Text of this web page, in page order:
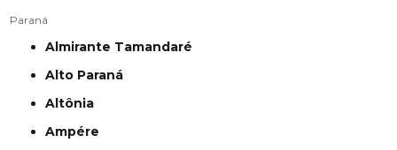
Paraná
Almirante Tamandaré
Alto Paraná
Altônia
Ampére